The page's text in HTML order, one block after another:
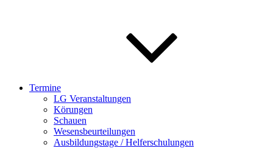
Termine
LG Veranstaltungen
Körungen
Schauen
Wesensbeurteilungen
Ausbildungstage / Helferschulungen